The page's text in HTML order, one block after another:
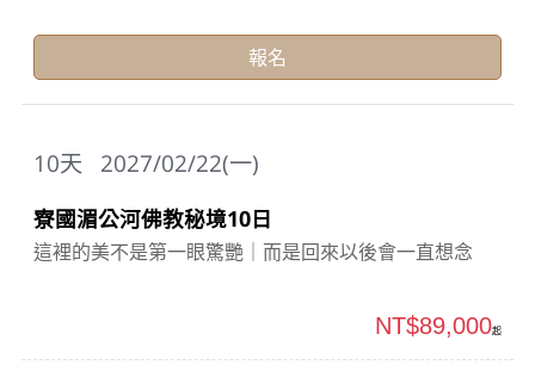
報名
2027/02/22(一)
10天
寮國湄公河佛教秘境10日
這裡的美不是第一眼驚艷｜而是回來以後會一直想念
NT$89,000起